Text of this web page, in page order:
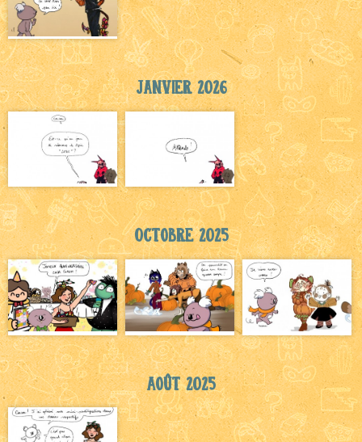
Janvier 2026
Octobre 2025
Août 2025